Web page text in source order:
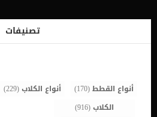
تصنيفات
أنواع القطط(170) أنواع الكلاب(229)
الكلاب(916)